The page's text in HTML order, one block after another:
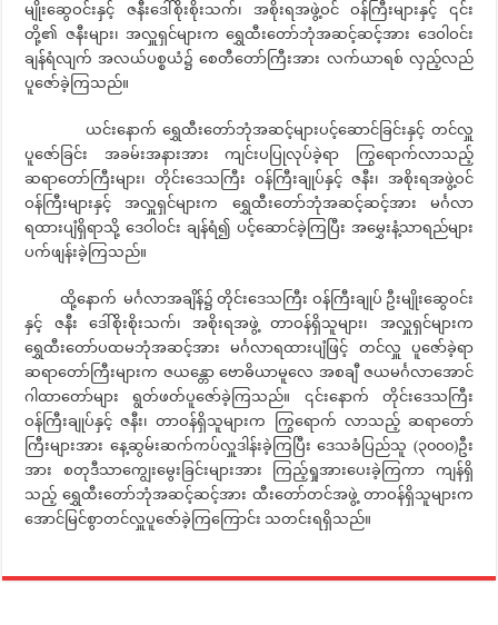
မျိုးဆွေဝင်းနှင့် ဇနီးဒေါ်စိုးစိုးသက်၊ အစိုးရအဖွဲ့ဝင် ဝန်ကြီးများနှင့် ၎င်း
တို့၏ ဇနီးများ၊ အလှူရှင်များက ရွှေထီးတော်ဘုံအဆင့်ဆင့်အား ဒေဝါဝင်း
ချန်ရံလျက် အလယ်ပစ္စယံ၌ စေတီတော်ကြီးအား လက်ယာရစ် လှည့်လည်
ပူဇော်ခဲ့ကြသည်။
ယင်းနောက် ရွှေထီးတော်ဘုံအဆင့်များပင့်ဆောင်ခြင်းနှင့် တင်လှူ
ပူဇော်ခြင်း အခမ်းအနားအား ကျင်းပပြုလုပ်ခဲ့ရာ ကြွရောက်လာသည့်
ဆရာတော်ကြီးများ၊ တိုင်းဒေသကြီး ဝန်ကြီးချုပ်နှင့် ဇနီး၊ အစိုးရအဖွဲ့ဝင်
ဝန်ကြီးများနှင့် အလှူရှင်များက ရွှေထီးတော်ဘုံအဆင့်ဆင့်အား မင်္ဂလာ
ရထားပျံရှိရာသို့ ဒေဝါဝင်း ချန်ရံ၍ ပင့်ဆောင်ခဲ့ကြပြီး အမွှေးနံ့သာရည်များ
ပက်ဖျန်းခဲ့ကြသည်။
ထို့နောက် မင်္ဂလာအချိန်၌ တိုင်းဒေသကြီး ဝန်ကြီးချုပ် ဦးမျိုးဆွေဝင်း
နှင့် ဇနီး ဒေါ်စိုးစိုးသက်၊ အစိုးရအဖွဲ့ တာဝန်ရှိသူများ၊ အလှူရှင်များက
ရွှေထီးတော်ပထမဘုံအဆင့်အား မင်္ဂလာရထားပျံဖြင့် တင်လှူ ပူဇော်ခဲ့ရာ
ဆရာတော်ကြီးများက ဇယန္တော ဗောဓိယာမူလေ အစချီ ဇယမင်္ဂလာအောင်
ဂါထာတော်များ ရွတ်ဖတ်ပူဇော်ခဲ့ကြသည်။ ၎င်းနောက် တိုင်းဒေသကြီး
ဝန်ကြီးချုပ်နှင့် ဇနီး၊ တာဝန်ရှိသူများက ကြွရောက် လာသည့် ဆရာတော်
ကြီးများအား နေ့ဆွမ်းဆက်ကပ်လှူဒါန်းခဲ့ကြပြီး ဒေသခံပြည်သူ (၃၀၀၀)ဦး
အား စတုဒီသာကျွေးမွေးခြင်းများအား ကြည့်ရှုအားပေးခဲ့ကြကာ ကျန်ရှိ
သည့် ရွှေထီးတော်ဘုံအဆင့်ဆင့်အား ထီးတော်တင်အဖွဲ့ တာဝန်ရှိသူများက
အောင်မြင်စွာတင်လှူပူဇော်ခဲ့ကြကြောင်း သတင်းရရှိသည်။